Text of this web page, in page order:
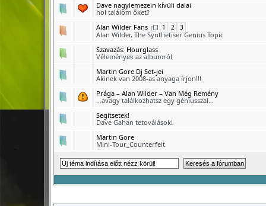
Dave nagylemezein kívüli dalai
hol találom őket?
Alan Wilder Fans
1 2 3
Alan Wilder, The Synthetiser Genius Topic
Szavazás: Hourglass
Vélemények az albumról
Martin Gore Dj Set-jei
Akinek van 2008-as anyaga írjon!!!
Prága – Alan Wilder – Van Még Remény
...avagy találkozhatsz egy géniusszal...
Segitsetek!
Dave Gahan tetoválások!
Martin Gore
Mini-Tour_Counterfeit